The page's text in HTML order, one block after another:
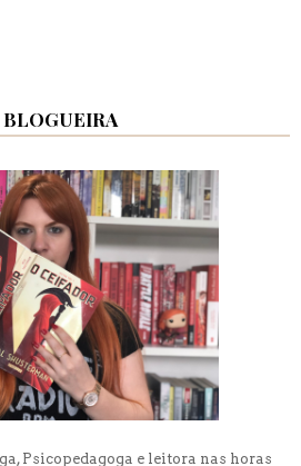
BLOGUEIRA
Psicopedagoga e leitora nas horas